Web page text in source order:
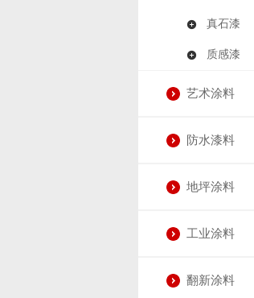
真石漆
质感漆
艺术涂料
防水漆料
地坪涂料
工业涂料
翻新涂料